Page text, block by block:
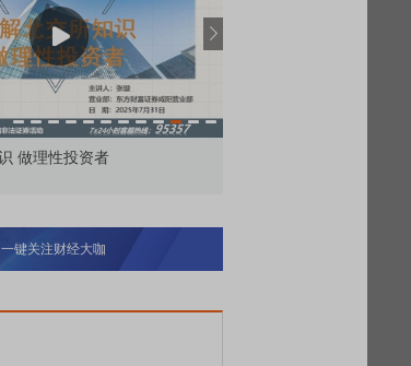
市价委托那么多种，究竟怎么用？
一键关注财经大咖